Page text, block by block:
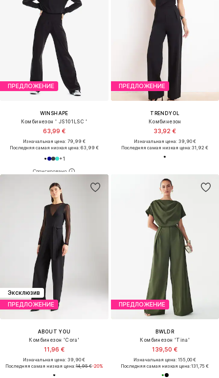
ПРЕДЛОЖЕНИЕ
WINSHAPE
Комбинезон ' JS101LSC '
63,99 €
Изначальная цена: 79,99 €
Последняя самая низкая цена:63,99 €
+1
ПРЕДЛОЖЕНИЕ
TRENDYOL
Комбинезон
33,92 €
Изначальная цена: 39,90 €
Последняя самая низкая цена:31,92 €
Эксклюзив
ПРЕДЛОЖЕНИЕ
ABOUT YOU
Комбинезон 'Cora'
11,96 €
Изначальная цена: 39,90 €
Последняя самая низкая цена:14,95 €-20%
ПРЕДЛОЖЕНИЕ
BWLDR
Комбинезон 'Tina'
139,50 €
Изначальная цена: 155,00 €
Последняя самая низкая цена:131,75 €